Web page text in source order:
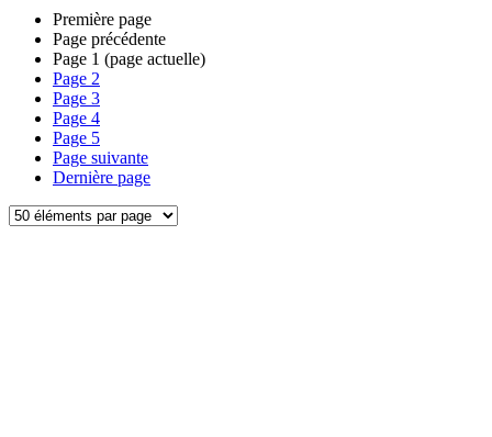
Première page
Page précédente
Page 1 (page actuelle)
Page 2
Page 3
Page 4
Page 5
Page suivante
Dernière page